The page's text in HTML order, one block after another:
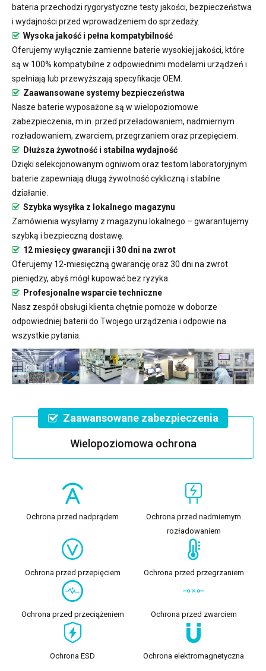
bateria przechodzi rygorystyczne testy jakości, bezpieczeństwa
i wydajności przed wprowadzeniem do sprzedaży.
Wysoka jakość i pełna kompatybilność
Oferujemy wyłącznie zamienne baterie wysokiej jakości, które
są w 100% kompatybilne z odpowiednimi modelami urządzeń i
spełniają lub przewyższają specyfikacje OEM.
Zaawansowane systemy bezpieczeństwa
Nasze baterie wyposażone są w wielopoziomowe
zabezpieczenia, m.in. przed przeładowaniem, nadmiernym
rozładowaniem, zwarciem, przegrzaniem oraz przepięciem.
Dłuższa żywotność i stabilna wydajność
Dzięki selekcjonowanym ogniwom oraz testom laboratoryjnym
baterie zapewniają długą żywotność cykliczną i stabilne
działanie.
Szybka wysyłka z lokalnego magazynu
Zamówienia wysyłamy z magazynu lokalnego – gwarantujemy
szybką i bezpieczną dostawę.
12 miesięcy gwarancji i 30 dni na zwrot
Oferujemy 12-miesięczną gwarancję oraz 30 dni na zwrot
pieniędzy, abyś mógł kupować bez ryzyka.
Profesjonalne wsparcie techniczne
Nasz zespół obsługi klienta chętnie pomoże w doborze
odpowiedniej baterii do Twojego urządzenia i odpowie na
wszystkie pytania.
Zaawansowane zabezpieczenia
Wielopoziomowa ochrona
Ochrona przed nadprądem
Ochrona przed nadmiernym
rozładowaniem
Ochrona przed przepięciem Ochrona przed przegrzaniem
Ochrona przed przeciążeniem Ochrona przed zwarciem
Ochrona ESD Ochrona elektromagnetyczna